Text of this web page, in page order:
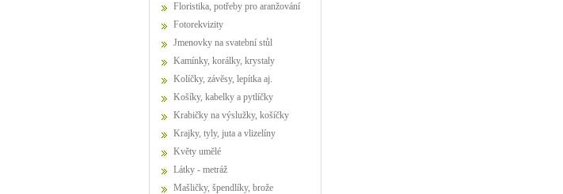
Floristika, potřeby pro aranžování
Fotorekvizity
Jmenovky na svatební stůl
Kamínky, korálky, krystaly
Kolíčky, závěsy, lepítka aj.
Košíky, kabelky a pytlíčky
Krabičky na výslužky, košíčky
Krajky, tyly, juta a vlizelíny
Květy umělé
Látky - metráž
Mašličky, špendlíky, brože